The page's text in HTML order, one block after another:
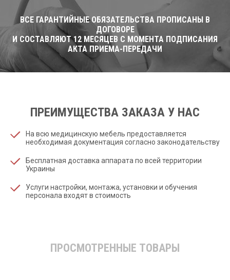
ВСЕ ГАРАНТИЙНЫЕ ОБЯЗАТЕЛЬСТВА ПРОПИСАНЫ В
ДОГОВОРЕ
И СОСТАВЛЯЮТ 12 МЕСЯЦЕВ С МОМЕНТА ПОДПИСАНИЯ
АКТА ПРИЕМА-ПЕРЕДАЧИ
ПРЕИМУЩЕСТВА ЗАКАЗА У НАС
На всю медицинскую мебель предоставляется
необходимая документация согласно законодательству
Бесплатная доставка аппарата по всей территории
Украины
Услуги настройки, монтажа, установки и обучения
персонала входят в стоимость
ПРОСМОТРЕННЫЕ ТОВАРЫ